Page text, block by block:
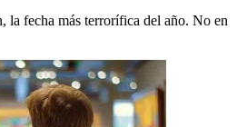
la fecha más terrorífica del año. No en